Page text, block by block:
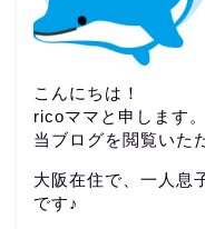
こんにちは！
ricoママと申します。
当ブログを閲覧いた
大阪在住で、一人息
です♪